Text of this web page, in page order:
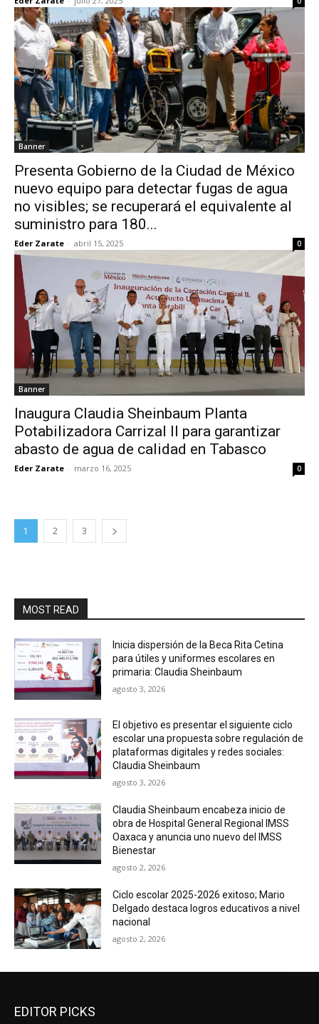
Banner
Presenta Gobierno de la Ciudad de México
nuevo equipo para detectar fugas de agua
no visibles; se recuperará el equivalente al
suministro para 180...
Eder Zarate - abril 15, 2025 0
Banner
Inaugura Claudia Sheinbaum Planta
Potabilizadora Carrizal II para garantizar
abasto de agua de calidad en Tabasco
Eder Zarate - marzo 16, 2025 0
1 2 3
MOST READ
Inicia dispersión de la Beca Rita Cetina
para útiles y uniformes escolares en
primaria: Claudia Sheinbaum
agosto 3, 2026
El objetivo es presentar el siguiente ciclo
escolar una propuesta sobre regulación de
plataformas digitales y redes sociales:
Claudia Sheinbaum
agosto 3, 2026
Claudia Sheinbaum encabeza inicio de
obra de Hospital General Regional IMSS
Oaxaca y anuncia uno nuevo del IMSS
Bienestar
agosto 2, 2026
Ciclo escolar 2025-2026 exitoso; Mario
Delgado destaca logros educativos a nivel
nacional
agosto 2, 2026
EDITOR PICKS